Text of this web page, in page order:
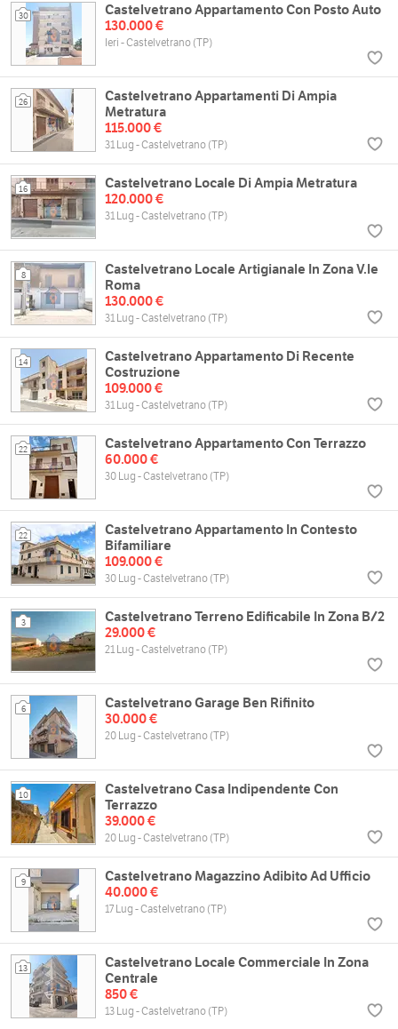
30
Castelvetrano Appartamento Con Posto Auto
130.000 €
Ieri - Castelvetrano (TP)
26
Castelvetrano Appartamenti Di Ampia
Metratura
115.000 €
31 Lug - Castelvetrano (TP)
16
Castelvetrano Locale Di Ampia Metratura
120.000 €
31 Lug - Castelvetrano (TP)
8
Castelvetrano Locale Artigianale In Zona V.le
Roma
130.000 €
31 Lug - Castelvetrano (TP)
14
Castelvetrano Appartamento Di Recente
Costruzione
109.000 €
31 Lug - Castelvetrano (TP)
22
Castelvetrano Appartamento Con Terrazzo
60.000 €
30 Lug - Castelvetrano (TP)
22
Castelvetrano Appartamento In Contesto
Bifamiliare
109.000 €
30 Lug - Castelvetrano (TP)
3
Castelvetrano Terreno Edificabile In Zona B/2
29.000 €
21 Lug - Castelvetrano (TP)
6
Castelvetrano Garage Ben Rifinito
30.000 €
20 Lug - Castelvetrano (TP)
10
Castelvetrano Casa Indipendente Con
Terrazzo
39.000 €
20 Lug - Castelvetrano (TP)
9
Castelvetrano Magazzino Adibito Ad Ufficio
40.000 €
17 Lug - Castelvetrano (TP)
13
Castelvetrano Locale Commerciale In Zona
Centrale
850 €
13 Lug - Castelvetrano (TP)